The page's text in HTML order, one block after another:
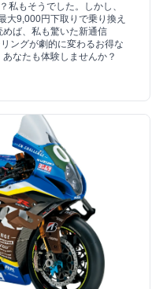
私もそうでした。しかし、
大9,000円下取りで乗り換え
ば、私も驚いた新通信
ングが劇的に変わるお得な
なたも体験しませんか？